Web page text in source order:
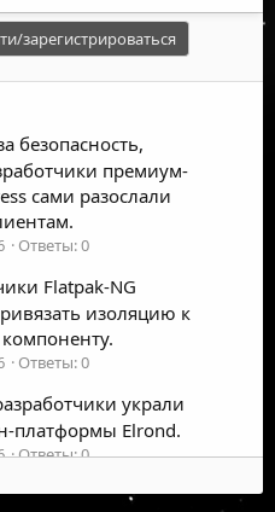
зарегистрироваться
безопасность,
премиум-
сами разослали
Ответы: 0
Flatpak-NG
изоляцию к
Ответы: 0
украли
платформы Elrond.
Ответы: 0
возмущены новой